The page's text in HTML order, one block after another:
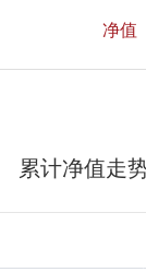
净值
累计净值走